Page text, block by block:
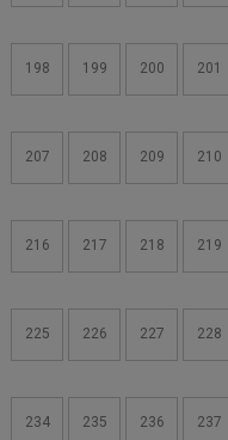
198 199 200 201
207 208 209 210
216 217 218 219
225 226 227 228
234 235 236 237